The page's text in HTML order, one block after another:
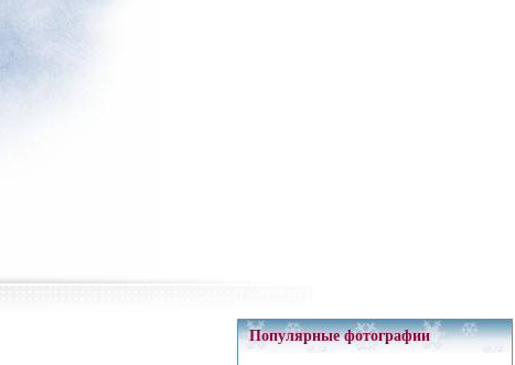
Популярные фотографии